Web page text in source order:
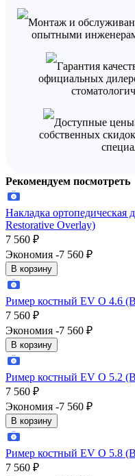
Монтаж и
опытными
Гарантия
официальных
Доступные цены
собственных
Рекомендуем посмотреть
Накладка ортопедическая
Restorative Overlay)
7 560 ₽
Экономия -7 560 ₽
В корзину
Ример костный EV O 4.6
7 560 ₽
Экономия -7 560 ₽
В корзину
Ример костный EV O 5.2
7 560 ₽
Экономия -7 560 ₽
В корзину
Ример костный EV O 5.8
7 560 ₽